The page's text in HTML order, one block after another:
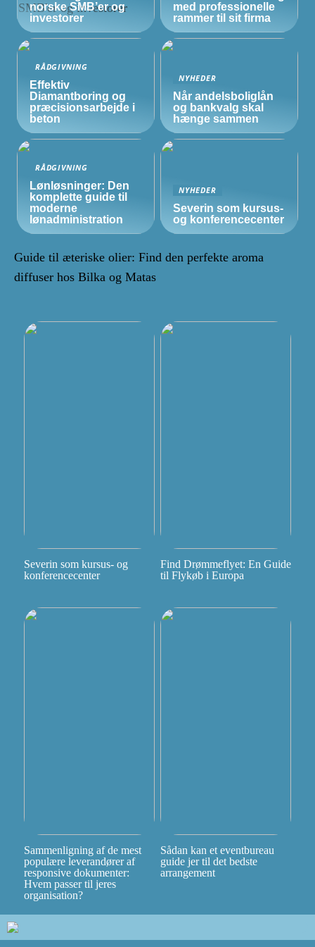
norskeSMB’erog
investorer
med professionelle
rammer til sit firma
RÅDGIVNING
Effektiv
Diamantboring og
præcisionsarbejde i
beton
NYHEDER
Når andelsboliglån
og bankvalg skal
hænge sammen
RÅDGIVNING
Lønløsninger: Den
komplette guide til
moderne
lønadministration
NYHEDER
Severin som kursus-
og konferencecenter
Guide til æteriske olier: Find den perfekte aroma
diffuser hos Bilka og Matas
Severin som kursus- og
konferencecenter
Find Drømmeflyet: En Guide
til Flykøb i Europa
Sammenligning af de mest
populære leverandører af
responsive dokumenter:
Hvem passer til jeres
organisation?
Sådan kan et eventbureau
guide jer til det bedste
arrangement